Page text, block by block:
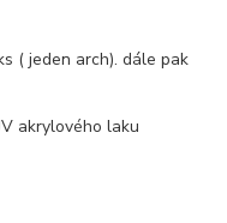
( jeden arch). dále pak
akrylového laku